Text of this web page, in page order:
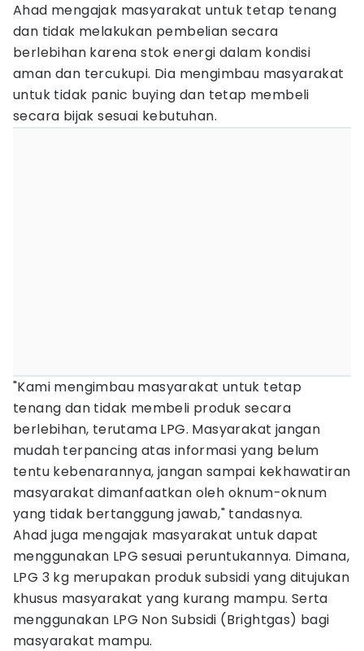
Ahad mengajak masyarakat untuk tetap tenang
dan tidak melakukan pembelian secara
berlebihan karena stok energi dalam kondisi
aman dan tercukupi. Dia mengimbau masyarakat
untuk tidak panic buying dan tetap membeli
secara bijak sesuai kebutuhan.
"Kami mengimbau masyarakat untuk tetap
tenang dan tidak membeli produk secara
berlebihan, terutama LPG. Masyarakat jangan
mudah terpancing atas informasi yang belum
tentu kebenarannya, jangan sampai kekhawatiran
masyarakat dimanfaatkan oleh oknum-oknum
yang tidak bertanggung jawab," tandasnya.
Ahad juga mengajak masyarakat untuk dapat
menggunakan LPG sesuai peruntukannya. Dimana,
LPG 3 kg merupakan produk subsidi yang ditujukan
khusus masyarakat yang kurang mampu. Serta
menggunakan LPG Non Subsidi (Brightgas) bagi
masyarakat mampu.